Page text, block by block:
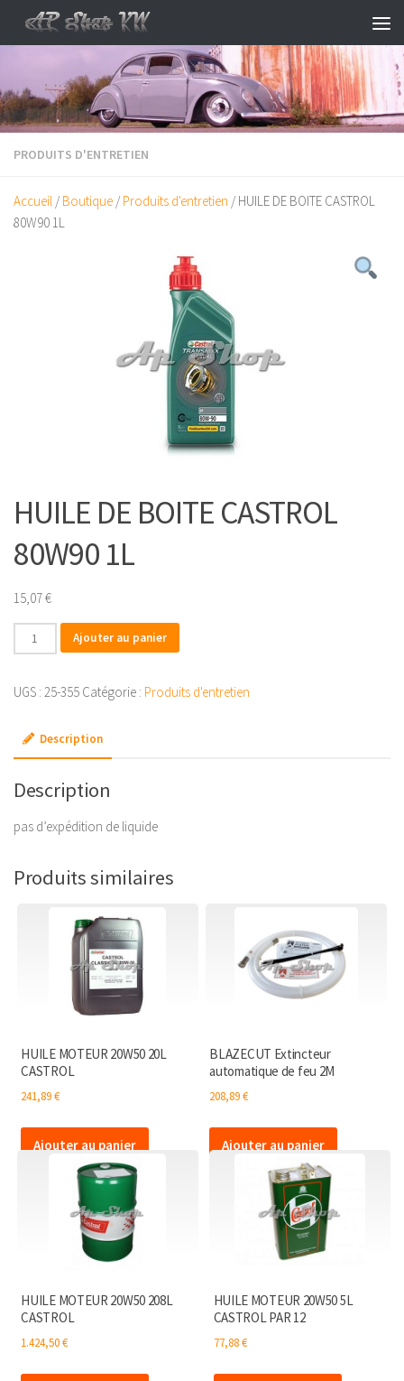
Skip to content
PRODUITS D'ENTRETIEN
Accueil / Boutique / Produits d'entretien / HUILE DE BOITE CASTROL
80W90 1L
HUILE DE BOITE CASTROL
80W90 1L
15,07€
quantité
de
DE
CASTROL
80W90
1L
Ajouter au panier
UGS : 25-355 Catégorie : Produits d'entretien
Description
Description
pas d’expédition de liquide
Produits similaires
HUILE MOTEUR 20W50 20L
CASTROL
241,89€
Ajouter au panier
BLAZECUT Extincteur
automatique de feu 2M
208,89€
Ajouter au panier
HUILE MOTEUR 20W50 208L
CASTROL
1.424,50€
HUILE MOTEUR 20W50 5L
CASTROL PAR 12
77,88€